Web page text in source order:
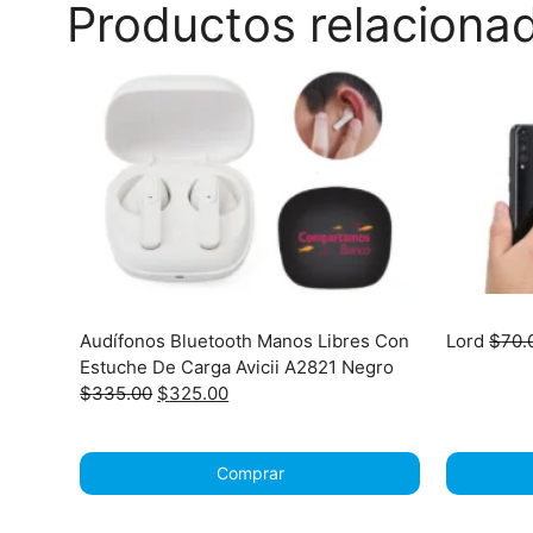
Productos
Audífonos Bluetooth Manos Libres Con
Estuche De Carga Avicii A2821 Negro
$335.00 Original
$335.00.
$325.00Current
$325.00.
Comprar
Lord$